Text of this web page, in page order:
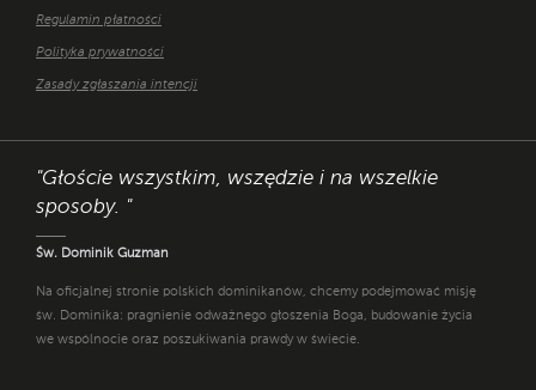
Regulamin płatności
Polityka prywatności
Zasady zgłaszania intencji
"Głoście wszystkim, wszędzie i na wszelkie
sposoby. "
Św. Dominik Guzman
Na oficjalnej stronie polskich dominikanów, chcemy podejmować misję
św. Dominika: pragnienie odważnego głoszenia Boga, budowanie życia
we wspólnocie oraz poszukiwania prawdy w świecie.